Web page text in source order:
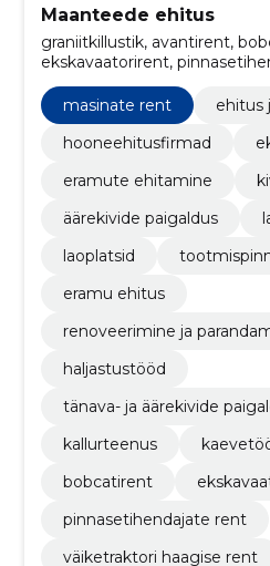
Maanteede ehitus
graniitkillustik, avantirent,
ekskavaatorirent,
väiketraktori haagise rent,
lao- ja tootmispindade rent,
masinate rent
ehitus
hooneehitusfirmad
eramute ehitamine
äärekivide paigaldus
laoplatsid
eramu ehitus
renoveerimine ja
haljastustööd
tänava- ja äärekivide
kallurteenus
bobcatirent
pinnasetihendajate rent
väiketraktori haagise rent